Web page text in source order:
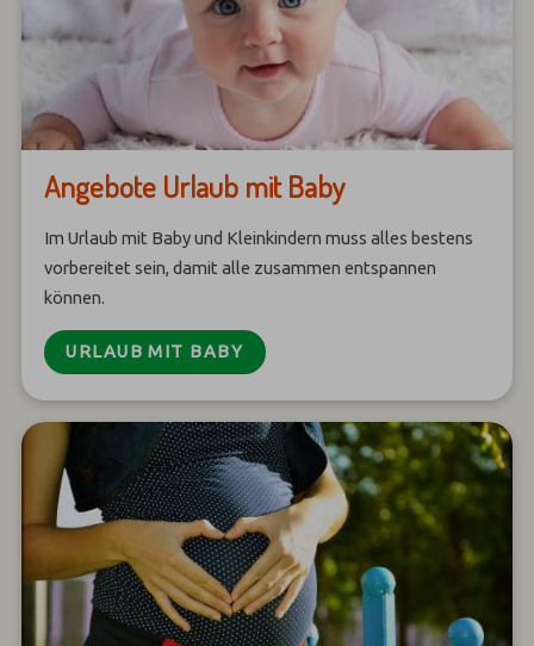
Angebote Urlaub mit Baby
Im Urlaub mit Baby und Kleinkindern muss alles bestens
vorbereitet sein, damit alle zusammen entspannen
können.
URLAUB MIT BABY